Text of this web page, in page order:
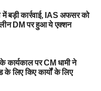
में बड़ी कार्रवाई, IAS अफसर को
DM पर हुआ ये एक्शन
कार्यकाल पर CM धामी ने
के लिए किए कार्यों के लिए